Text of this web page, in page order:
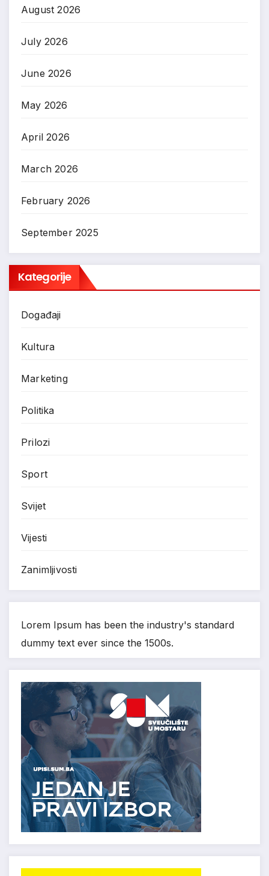
August 2026
July 2026
June 2026
May 2026
April 2026
March 2026
February 2026
September 2025
Kategorije
Događaji
Kultura
Marketing
Politika
Prilozi
Sport
Svijet
Vijesti
Zanimljivosti
Lorem Ipsum has been the industry's standard
dummy text ever since the 1500s.